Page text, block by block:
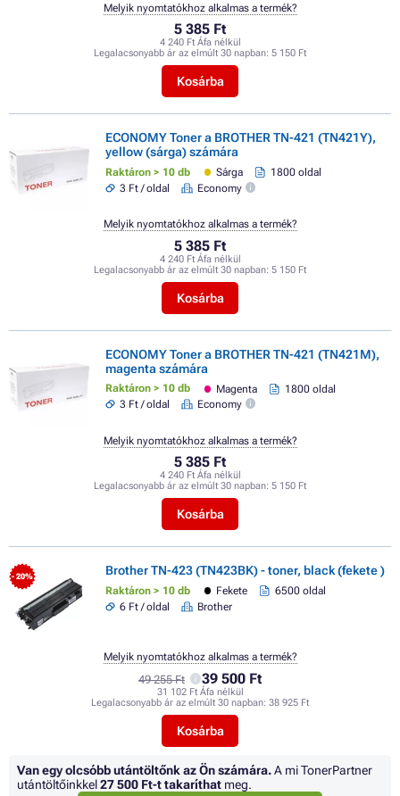
5 385 Ft
4 240 Ft Áfa nélkül
Legalacsonyabb ár az elmúlt 30 napban: 5 150 Ft
Kosárba
Melyik nyomtatókhoz alkalmas a termék?
ECONOMY Toner a BROTHER TN-421 (TN421Y),
yellow (sárga) számára
Raktáron > 10 db Sárga
1800 oldal
3 Ft / oldal
Economy
5 385 Ft
4 240 Ft Áfa nélkül
Legalacsonyabb ár az elmúlt 30 napban: 5 150 Ft
Kosárba
Melyik nyomtatókhoz alkalmas a termék?
ECONOMY Toner a BROTHER TN-421 (TN421M),
magenta számára
Raktáron > 10 db Magenta
1800 oldal
3 Ft / oldal
Economy
5 385 Ft
4 240 Ft Áfa nélkül
Legalacsonyabb ár az elmúlt 30 napban: 5 150 Ft
Kosárba
Melyik nyomtatókhoz alkalmas a termék?
- 20% Brother TN-423 (TN423BK) - toner, black (fekete )
Raktáron > 10 db Fekete
6500 oldal
6 Ft / oldal
Brother
49 255 Ft 39 500 Ft
31 102 Ft Áfa nélkül
Legalacsonyabb ár az elmúlt 30 napban: 38 925 Ft
Kosárba
Melyik nyomtatókhoz alkalmas a termék?
Van egy olcsóbb utántöltőnk az Ön számára.A mi TonerPartner
utántöltőinkkel27 500 Ft-t takaríthat meg.